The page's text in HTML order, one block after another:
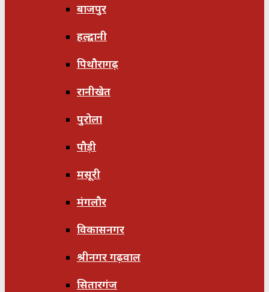
बाजपुर
हल्द्वानी
पिथौरागढ़
रानीखेत
पुरोला
पौड़ी
मसूरी
मंगलौर
विकासनगर
श्रीनगर गढ़वाल
सितारगंज